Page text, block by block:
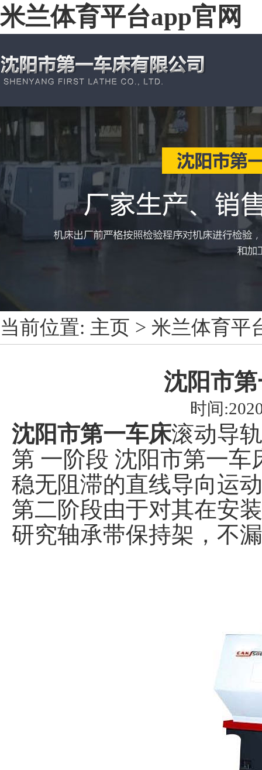
米兰体育平台app官网
当前位置: 主页 > 米兰体育平
沈阳市
时间
沈阳市第一车床滚动导
第 一阶段 沈阳市第一
稳无阻滞的直线导向运
第二阶段由于对其在安
研究轴承带保持架，不